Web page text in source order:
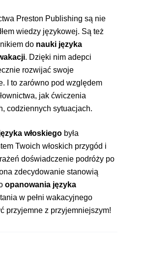
Preston Publishing są nie
wiedzy językowej. Są też
do nauki języka
. Dzięki nim adepci
rozwijać swoje
I to zarówno pod względem
jak ćwiczenia
codziennych sytuacjach.
włoskiego była
Twoich włoskich przygód i
doświadczenie podróży po
zdecydowanie stanowią
opanowania języka
w pełni wakacyjnego
przyjemne z przyjemniejszym!